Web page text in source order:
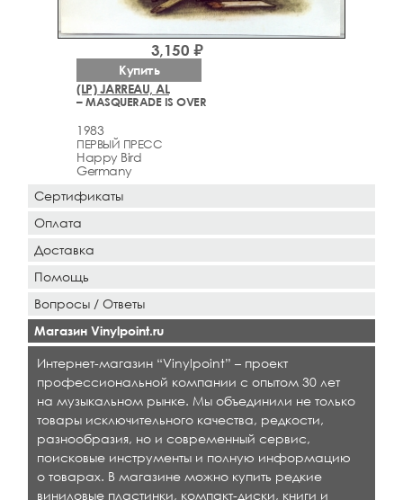
(LP) JARREAU, AL
– MASQUERADE IS OVER
1983
ПЕРВЫЙ ПРЕСС
Happy Bird
Germany
3,150 ₽
Купить
Сертификаты
Оплата
Доставка
Помощь
Вопросы / Ответы
Магазин Vinylpoint.ru
Интернет-магазин “Vinylpoint” – проект
профессиональной компании с опытом 30 лет
на музыкальном рынке. Мы объединили не только
товары исключительного качества, редкости,
разнообразия, но и современный сервис,
поисковые инструменты и полную информацию
о товарах. В магазине можно купить редкие
виниловые пластинки, компакт-диски, книги и